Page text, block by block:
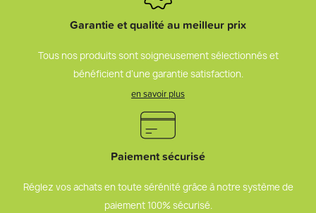
Garantie et qualité au meilleur prix
Tous nos produits sont soigneusement sélectionnés et
bénéficient d’une garantie satisfaction.
en savoir plus
Paiement sécurisé
Réglez vos achats en toute sérénité grâce à notre système de
paiement 100% sécurisé.